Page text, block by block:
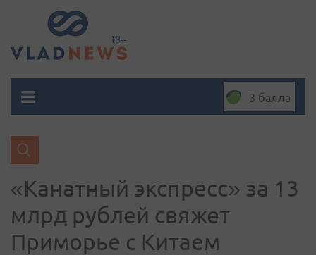
3 балла
«Канатный экспресс» за 13
млрд рублей свяжет
Приморье с Китаем